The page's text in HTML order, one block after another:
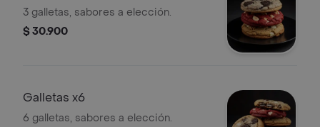
3 galletas, sabores a elección.
$ 30.900
Galletas x6
6 galletas, sabores a elección.